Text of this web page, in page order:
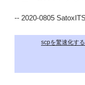
-- 2020-0805
scpを驚速化す